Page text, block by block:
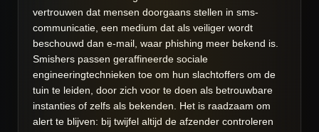
vertrouwen dat mensen doorgaans stellen in sms-
communicatie, een medium dat als veiliger wordt
beschouwd dan e-mail, waar phishing meer bekend is.
Smishers passen geraffineerde sociale
engineeringtechnieken toe om hun slachtoffers om de
tuin te leiden, door zich voor te doen als betrouwbare
instanties of zelfs als bekenden. Het is raadzaam om
alert te blijven: bij twijfel altijd de afzender controleren